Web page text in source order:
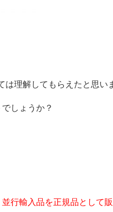
理解してもらえたと思い
しょうか？
行輸入品を正規品として